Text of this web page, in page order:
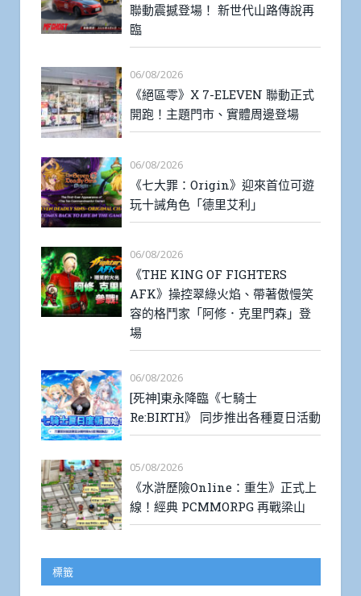
聯動震撼登場！ 新世代山路傳說再
臨
06/08/2026
《絕區零》X 7-ELEVEN 聯動正式
開跑！主題門市、實體周邊登場
06/08/2026
《七大罪：Origin》迎來首位可遊
玩十誡角色「德里艾利」
06/08/2026
《THE KING OF FIGHTERS
AFK》操控翠綠火焰、帶著傲慢笑
容的格鬥家「阿修．克里門森」登
場
06/08/2026
[死神]東永降臨《七騎士
Re:BIRTH》 同步推出各種夏日活動
05/08/2026
《水滸歷險Online：重生》正式上
線！經典 PCMMORPG 再戰梁山
標籤